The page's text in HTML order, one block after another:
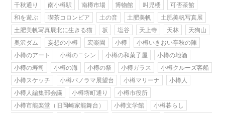
千秋通り
南小樽駅 南樽市場 博物館 叫児楼
可否茶館
和を遊ぶ
喫茶コロンビア 土の音 土肥美帆
土肥美帆写真展
土肥美帆写真展北に生きる猫
坂 塩谷 天上寺 天林
天狗山
奥沢ダム
妄想の小樽 宏楽園 小樽
小樽いきおい亭秋の陣
小樽のアート
小樽のニシン 小樽の和菓子屋
小樽の地酒
小樽の寿司
小樽の海 小樽の祭 小樽ガラス
小樽クルーズ客船
小樽スケッチ
小樽パノラマ展望台 小樽マリーナ
小樽人
小樽人編集部会議
小樽堺町通り
小樽市役所
小樽市能楽堂（旧岡崎家能舞台）
小樽文学館
小樽暮らし